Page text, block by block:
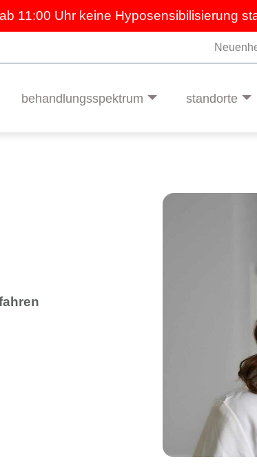
11:00 Uhr keine Hyposensibilisierung
behandlungsspektrum standorte